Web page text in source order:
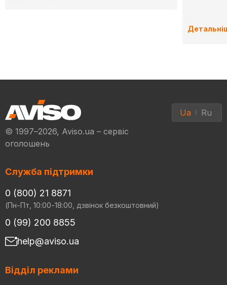
© 1997–2026, Aviso.ua – сервіс
оголошень
Ua Ru
Служба підтримки
0 (800) 21 8871
(Пн-Пт, 10:00-18:00, дзвінок безкоштовний)
0 (99) 200 8855
help@aviso.ua
Відділ реклами